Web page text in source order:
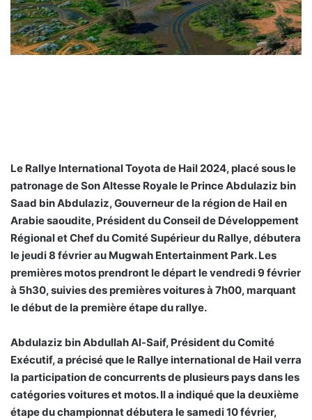
Le Rallye International Toyota de Hail 2024, placé sous le
patronage de Son Altesse Royale le Prince Abdulaziz bin
Saad bin Abdulaziz, Gouverneur de la région de Hail en
Arabie saoudite, Président du Conseil de Développement
Régional et Chef du Comité Supérieur du Rallye, débutera
le jeudi 8 février au Mugwah Entertainment Park. Les
premières motos prendront le départ le vendredi 9 février
à 5h30, suivies des premières voitures à 7h00, marquant
le début de la première étape du rallye.
Abdulaziz bin Abdullah Al-Saif, Président du Comité
Exécutif, a précisé que le Rallye international de Hail verra
la participation de concurrents de plusieurs pays dans les
catégories voitures et motos. Il a indiqué que la deuxième
étape du championnat débutera le samedi 10 février,